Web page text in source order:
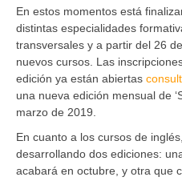
En estos momentos está
distintas especialidades
transversales y a partir del 26
nuevos cursos. Las
edición ya están abiertas
una nueva edición mensual de
marzo de 2019.
En cuanto a los cursos de
desarrollando dos ediciones:
acabará en octubre, y otra que